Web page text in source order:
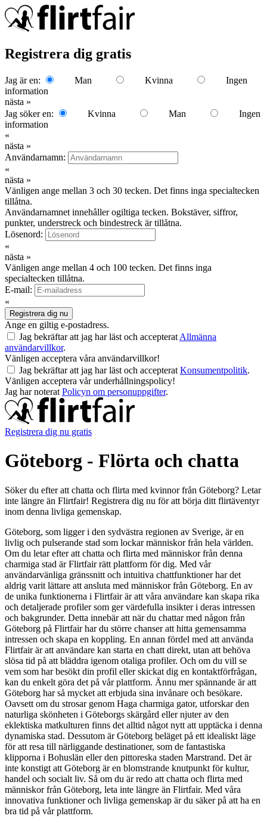
Registrera dig gratis
Jag är en: Man Kvinna
Ingen
information
nästa »
Jag söker en:
Kvinna Man
Ingen
information
«
nästa »
Användarnamn:
«
nästa »
Vänligen ange mellan 3 och 30 tecken. Det finns inga specialtecken
tillåtna.
Användarnamnet innehåller ogiltiga tecken. Bokstäver, siffror,
punkter, understreck och bindestreck är tillåtna.
Lösenord:
«
nästa »
Vänligen ange mellan 4 och 100 tecken. Det finns inga
specialtecken tillåtna.
E-mail:
«
Registrera dig nu
Ange en giltig e-postadress.
Jag bekräftar att jag har läst och accepterat Allmänna
användarvillkor.
Vänligen acceptera våra användarvillkor!
Jag bekräftar att jag har läst och accepterat Konsumentpolitik.
Vänligen acceptera vår underhållningspolicy!
Jag har noterat Policyn om personuppgifter.
Registrera dig nu gratis
Göteborg - Flörta och chatta
Söker du efter att chatta och flirta med kvinnor från Göteborg? Letar
inte längre än Flirtfair! Registrera dig nu för att börja ditt flirtäventyr
inom denna livliga gemenskap.
Göteborg, som ligger i den sydvästra regionen av Sverige, är en
livlig och pulserande stad som lockar människor från hela världen.
Om du letar efter att chatta och flirta med människor från denna
charmiga stad är Flirtfair rätt plattform för dig. Med vår
användarvänliga gränssnitt och intuitiva chattfunktioner har det
aldrig varit lättare att ansluta med människor från Göteborg. En av
de unika funktionerna i Flirtfair är att våra användare kan skapa rika
och detaljerade profiler som ger värdefulla insikter i deras intressen
och bakgrunder. Detta innebär att när du chattar med någon från
Göteborg på Flirtfair har du större chanser att hitta gemensamma
intressen och skapa en koppling. En annan fördel med att använda
Flirtfair är att användare kan starta en chatt direkt, utan att behöva
slösa tid på att bläddra igenom otaliga profiler. Och om du vill se
vem som har besökt din profil eller skickat dig en kontaktförfrågan,
kan du enkelt göra det på vår plattform. Ännu mer spännande är att
Göteborg har så mycket att erbjuda sina invånare och besökare.
Oavsett om du strosar genom Haga charmiga gator, utforskar den
naturliga skönheten i Göteborgs skärgård eller njuter av den
eklektiska matkulturen finns det alltid något nytt att upptäcka i denna
dynamiska stad. Dessutom är Göteborg beläget på ett idealiskt läge
för att resa till närliggande destinationer, som de fantastiska
klipporna i Bohuslän eller den pittoreska staden Marstrand. Det är
inte konstigt att Göteborg är en blomstrande knutpunkt för kultur,
handel och socialt liv. Så om du är redo att chatta och flirta med
människor från Göteborg, leta inte längre än Flirtfair. Med våra
innovativa funktioner och livliga gemenskap är du säker på att ha en
bra tid på vår plattform.